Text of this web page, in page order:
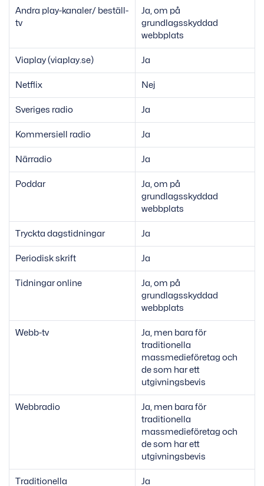
Andra play-kanaler/ beställ-
tv
Ja, om på
grundlagsskyddad
webbplats
Viaplay (viaplay.se) Ja
Netflix Nej
Sveriges radio Ja
Kommersiell radio Ja
Närradio Ja
Poddar
Ja, om på
grundlagsskyddad
webbplats
Tryckta dagstidningar Ja
Periodisk skrift Ja
Tidningar online
Ja, om på
grundlagsskyddad
webbplats
Webb-tv
Ja, men bara för
traditionella
massmedieföretag och
de som har ett
utgivningsbevis
Webbradio
Ja, men bara för
traditionella
massmedieföretag och
de som har ett
utgivningsbevis
Traditionella Ja